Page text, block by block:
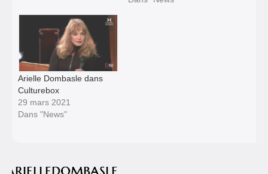
Arielle Dombasle dans
Culturebox
29 mars 2021
Dans "News"